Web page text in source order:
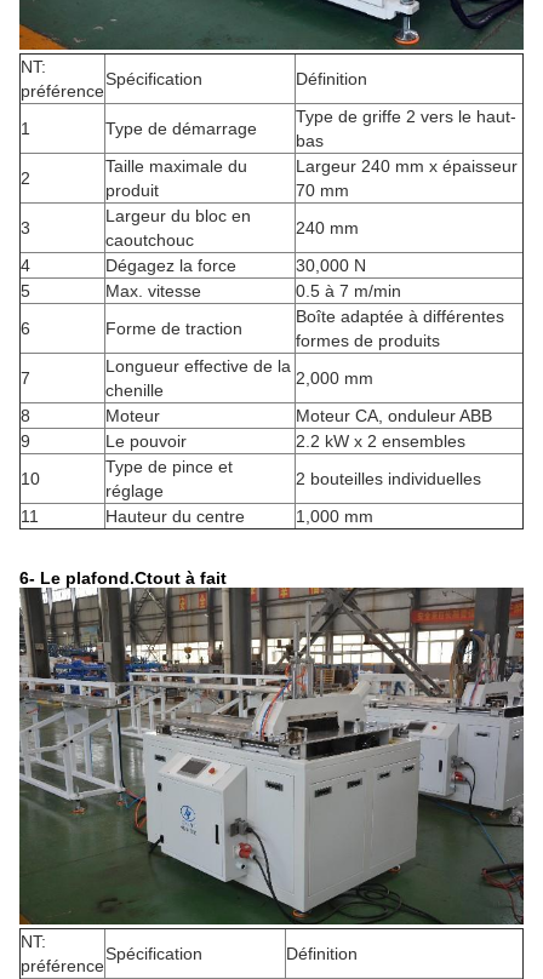
NT:
préférence
Spécification Définition
1 Type de démarrage
Type de griffe 2 vers le haut-
bas
2
Taille maximale du
produit
Largeur 240 mm x épaisseur
70 mm
3
Largeur du bloc en
caoutchouc
240 mm
4
Dégagez la force
30,000 N
5
Max. vitesse
0.5 à 7 m/min
6
Forme de traction
Boîte adaptée à différentes
formes de produits
7
Longueur effective de la
chenille
2,000 mm
8
Moteur
Moteur CA, onduleur ABB
9
Le pouvoir
2.2 kW x 2 ensembles
10
Type de pince et
réglage
2 bouteilles individuelles
11
Hauteur du centre 1,000 mm
6- Le plafond.Ctout à fait
NT:
préférence
Spécification
Définition